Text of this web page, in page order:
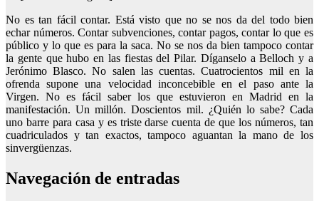
No es tan fácil contar. Está visto que no se nos da del todo bien
echar números. Contar subvenciones, contar pagos, contar lo que es
público y lo que es para la saca. No se nos da bien tampoco contar
la gente que hubo en las fiestas del Pilar. Díganselo a Belloch y a
Jerónimo Blasco. No salen las cuentas. Cuatrocientos mil en la
ofrenda supone una velocidad inconcebible en el paso ante la
Virgen. No es fácil saber los que estuvieron en Madrid en la
manifestación. Un millón. Doscientos mil. ¿Quién lo sabe? Cada
uno barre para casa y es triste darse cuenta de que los números, tan
cuadriculados y tan exactos, tampoco aguantan la mano de los
sinvergüenzas.
Navegación de entradas